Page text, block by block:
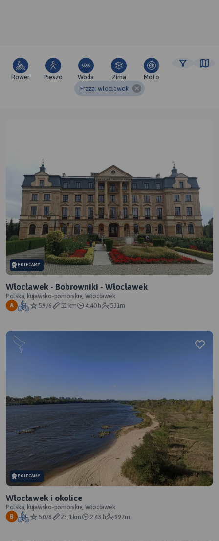
Rower Pieszo Woda Zima Moto
Fraza: wloclawek
POLECAMY
Włocławek - Bobrowniki - Włocławek
Polska, kujawsko-pomorskie, Włocławek
A 5.9/6 51 km 4:40 h 531m
POLECAMY
Włocławek i okolice
Polska, kujawsko-pomorskie, Włocławek
B 5.0/6 23,1 km 2:43 h 997m